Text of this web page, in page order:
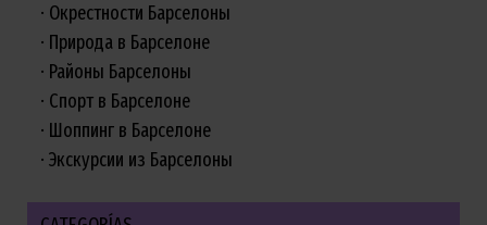
Окрестности Барселоны
Природа в Барселоне
Районы Барселоны
Спорт в Барселоне
Шоппинг в Барселоне
Экскурсии из Барселоны